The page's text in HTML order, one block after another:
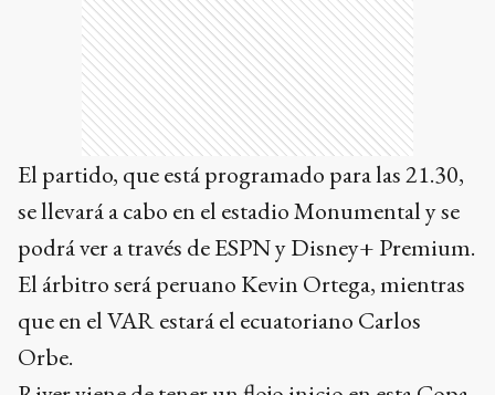
El partido, que está programado para las 21.30,
se llevará a cabo en el estadio Monumental y se
podrá ver a través de ESPN y Disney+ Premium.
El árbitro será peruano Kevin Ortega, mientras
que en el VAR estará el ecuatoriano Carlos
Orbe.